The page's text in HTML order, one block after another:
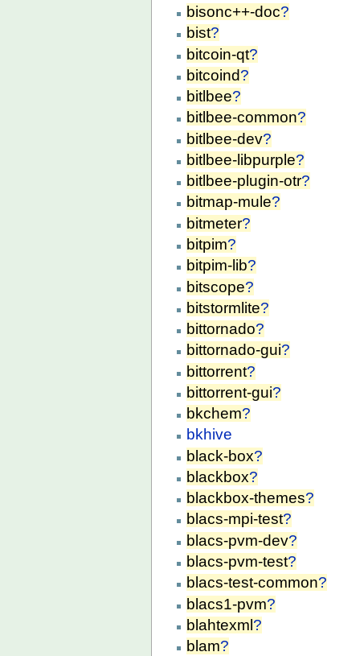
bisonc++-doc?
bist?
bitcoin-qt?
bitcoind?
bitlbee?
bitlbee-common?
bitlbee-dev?
bitlbee-libpurple?
bitlbee-plugin-otr?
bitmap-mule?
bitmeter?
bitpim?
bitpim-lib?
bitscope?
bitstormlite?
bittornado?
bittornado-gui?
bittorrent?
bittorrent-gui?
bkchem?
bkhive
black-box?
blackbox?
blackbox-themes?
blacs-mpi-test?
blacs-pvm-dev?
blacs-pvm-test?
blacs-test-common?
blacs1-pvm?
blahtexml?
blam?